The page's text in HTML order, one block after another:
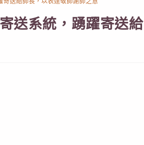
送系統，踴躍寄送給